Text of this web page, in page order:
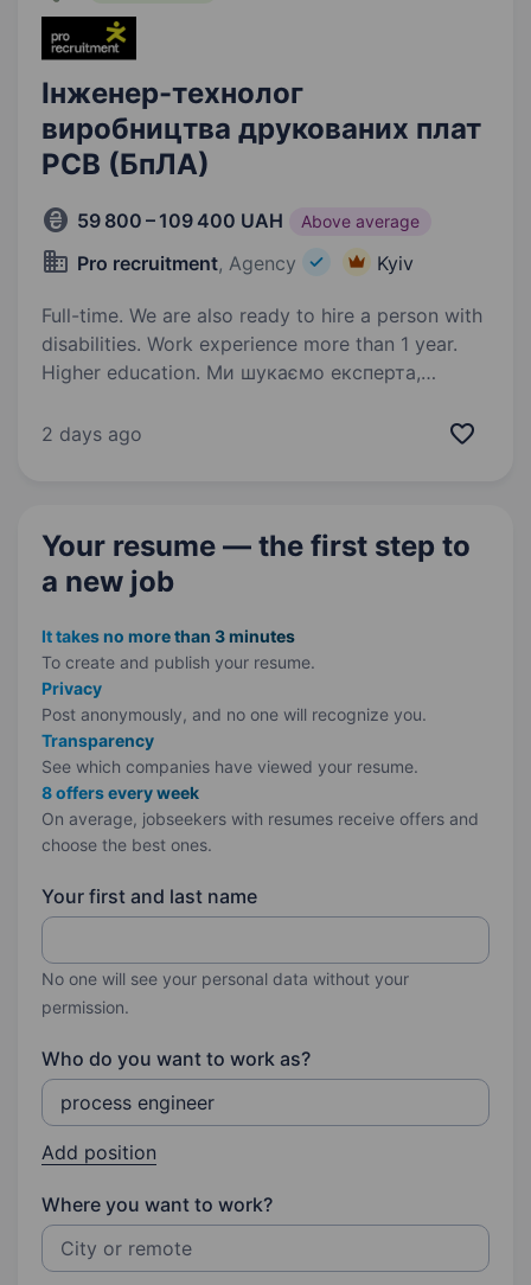
Інженер-технолог
виробництва друкованих плат
РСВ (БпЛА)
59 800 – 109 400 UAH Above average
Pro recruitment, Agency Kyiv
Full-time. We are also ready to hire a person with
disabilities. Work experience more than 1 year.
Higher education. Ми шукаємо експерта,
виробництва шляхом впровадження
Ми створюємо…
2 days ago
Your resume — the first step to
a new job
It takes no more than 3 minutes
To create and publish your resume.
Privacy
Post anonymously, and no one will recognize you.
Transparency
See which companies have viewed your resume.
8 offers every week
On average, jobseekers with resumes receive offers and
choose the best ones.
Your first and last name
No one will see your personal data without your
permission.
Who do you want to work as?
Add position
Where you want to work?